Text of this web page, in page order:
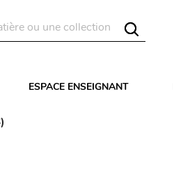
ESPACE ENSEIGNANT